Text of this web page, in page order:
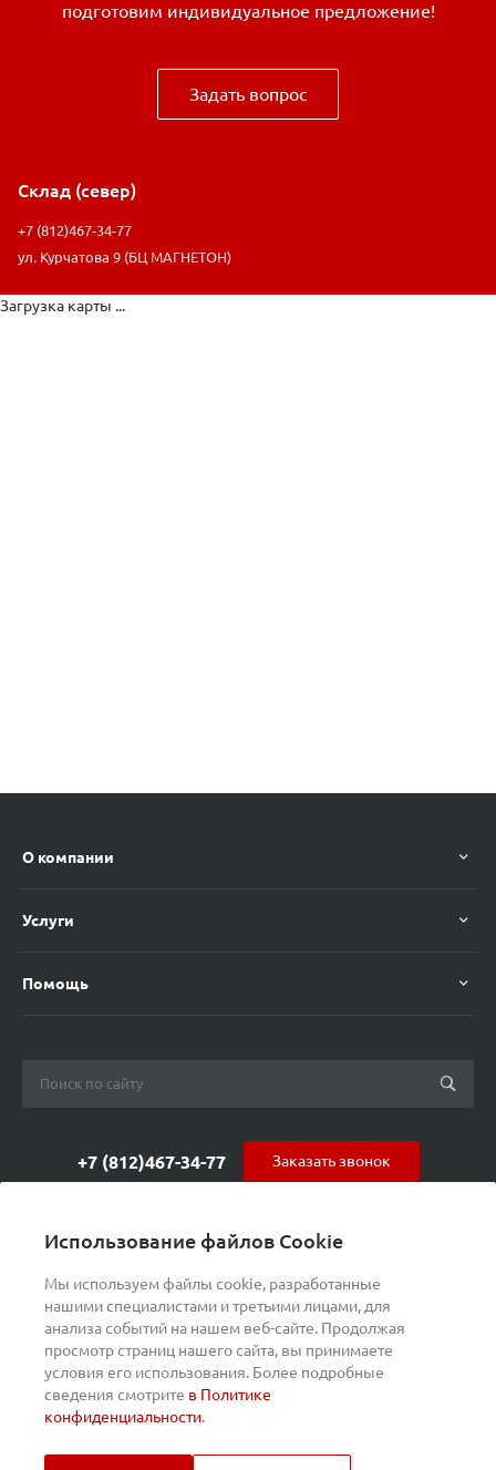
Использование файлов Cookie
Мы используем файлы cookie, разработанные
нашими специалистами и третьими лицами, для
анализа событий на нашем веб-сайте. Продолжая
просмотр страниц нашего сайта, вы принимаете
условия его использования. Более подробные
сведения смотрите в Политике
конфиденциальности.
подготовим индивидуальное предложение!
Задать вопрос
Склад (север)
+7 (812)467-34-77
ул. Курчатова 9 (БЦ МАГНЕТОН)
Загрузка карты ...
О компании
Услуги
Помощь
+7 (812)467-34-77
ул. Курчатова 9 (БЦ МАГНЕТОН)
Заказать звонок